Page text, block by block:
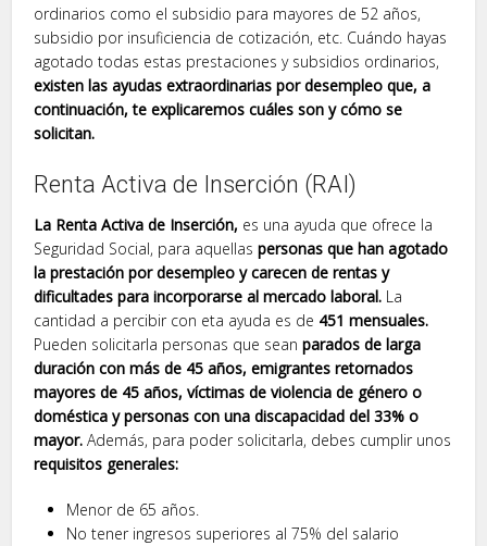
ordinarios como el subsidio para mayores de 52 años,
subsidio por insuficiencia de cotización, etc. Cuándo hayas
agotado todas estas prestaciones y subsidios ordinarios,
existen las ayudas extraordinarias por desempleo que, a
continuación, te explicaremos cuáles son y cómo se
solicitan.
Renta Activa de Inserción (RAI)
La Renta Activa de Inserción, es una ayuda que ofrece la
Seguridad Social, para aquellaspersonas que han agotado
la prestación por desempleo y carecen de rentas y
dificultades para incorporarse al mercado laboral. La
cantidad a percibir con eta ayuda es de 451 mensuales.
Pueden solicitarla personas que seanparados de larga
duración con más de 45 años, emigrantes retornados
mayores de 45 años, víctimas de violencia de género o
doméstica y personas con una discapacidad del 33% o
mayor.Además, para poder solicitarla, debes cumplir unos
requisitos generales:
Menor de 65 años.
No tener ingresos superiores al 75% del salario